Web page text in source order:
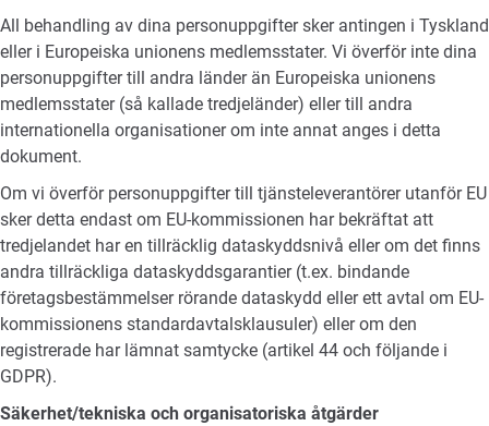
All behandling av dina personuppgifter sker antingen i Tyskland
eller i Europeiska unionens medlemsstater. Vi överför inte dina
personuppgifter till andra länder än Europeiska unionens
medlemsstater (så kallade tredjeländer) eller till andra
internationella organisationer om inte annat anges i detta
dokument.
Om vi överför personuppgifter till tjänsteleverantörer utanför EU
sker detta endast om EU-kommissionen har bekräftat att
tredjelandet har en tillräcklig dataskyddsnivå eller om det finns
andra tillräckliga dataskyddsgarantier (t.ex. bindande
företagsbestämmelser rörande dataskydd eller ett avtal om EU-
kommissionens standardavtalsklausuler) eller om den
registrerade har lämnat samtycke (artikel 44 och följande i
GDPR).
Säkerhet/tekniska och organisatoriska åtgärder